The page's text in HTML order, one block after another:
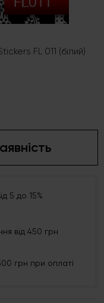
FL 011 (білий)
5 до 15%
від 450 грн
грн при оплаті